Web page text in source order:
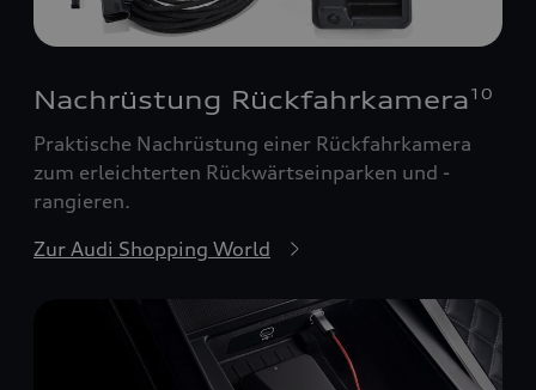
Nachrüstung Rückfahrkamera 10
Praktische Nachrüstung einer Rückfahrkamera
zum erleichterten Rückwärtseinparken und -
rangieren.
Zur Audi Shopping World